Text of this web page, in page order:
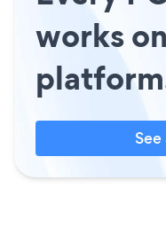
works